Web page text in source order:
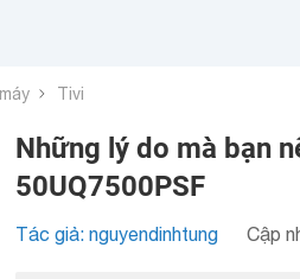
Tivi
Những lý do mà bạn
50UQ7500PSF
Tác giả: nguyendinhtung Cập